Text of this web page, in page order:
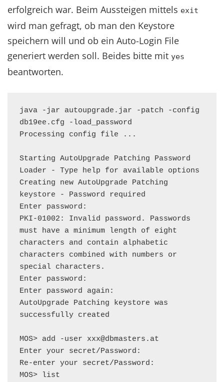
erfolgreich war. Beim Aussteigen mittels exit
wird man gefragt, ob man den Keystore
speichern will und ob ein Auto-Login File
generiert werden soll. Beides bitte mit yes
beantworten.
java -jar autoupgrade.jar -patch -config
db19ee.cfg -load_password
Processing config file ...
Starting AutoUpgrade Patching Password
Loader - Type help for available options
Creating new AutoUpgrade Patching
keystore - Password required
Enter password:
PKI-01002: Invalid password. Passwords
must have a minimum length of eight
characters and contain alphabetic
characters combined with numbers or
special characters.
Enter password:
Enter password again:
AutoUpgrade Patching keystore was
successfully created
MOS> add -user xxx@dbmasters.at
Enter your secret/Password:
Re-enter your secret/Password:
MOS> list